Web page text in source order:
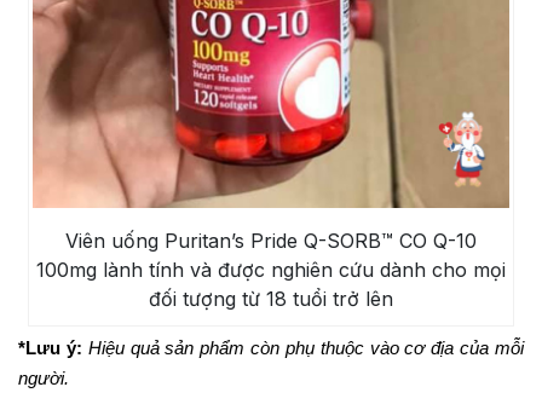
Viên uống Puritan’s Pride Q-SORB™ CO Q-10
100mg lành tính và được nghiên cứu dành cho mọi
đối tượng từ 18 tuổi trở lên
*Lưu ý: Hiệu quả sản phẩm còn phụ thuộc vào cơ địa của mỗi
người.